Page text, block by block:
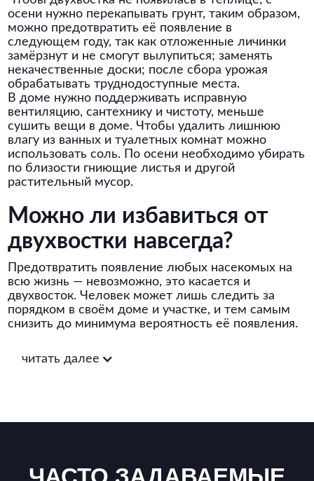
осени нужно перекапывать грунт, таким образом,
можно предотвратить её появление в
следующем году, так как отложенные личинки
замёрзнут и не смогут вылупиться; заменять
некачественные доски; после сбора урожая
обрабатывать труднодоступные места.
В доме нужно поддерживать исправную
вентиляцию, сантехнику и чистоту, меньше
сушить вещи в доме. Чтобы удалить лишнюю
влагу из ванных и туалетных комнат можно
использовать соль. По осени необходимо убирать
по близости гниющие листья и другой
растительный мусор.
Можно ли избавиться от
двухвостки навсегда?
Предотвратить появление любых насекомых на
всю жизнь — невозможно, это касается и
двухвосток. Человек может лишь следить за
порядком в своём доме и участке, и тем самым
снизить до минимума вероятность её появления.
читать далее